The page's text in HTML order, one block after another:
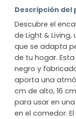
Descripción del
Descubre el
de Light &
que se adapta
de tu hogar.
negro y
aporta una
cm de alto, 16
para usar en
en el comedor.